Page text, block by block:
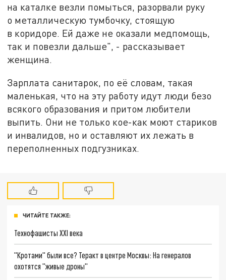
на каталке везли помыться, разорвали руку
о металлическую тумбочку, стоящую
в коридоре. Ей даже не оказали медпомощь,
так и повезли дальше", - рассказывает
женщина.
Зарплата санитарок, по её словам, такая
маленькая, что на эту работу идут люди безо
всякого образования и притом любители
выпить. Они не только кое-как моют стариков
и инвалидов, но и оставляют их лежать в
переполненных подгузниках.
ЧИТАЙТЕ ТАКЖЕ:
Технофашисты XXI века
"Кротами" были все? Теракт в центре Москвы: На генералов
охотятся "живые дроны"